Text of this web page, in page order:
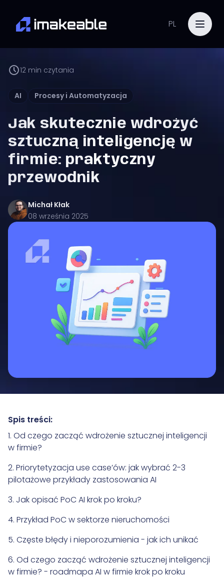
PL
12 min czytania
AI Procesy i Automatyzacja
Jak skutecznie wdrożyć
sztuczną inteligencję w
firmie: praktyczny
przewodnik
Michał Kłak
08 września 2025
Spis treści:
1. Od czego zacząć wdrożenie sztucznej inteligencji
w firmie?
2. Priorytetyzacja use case’ów: jak wybrać 2-3
pilotażowe przykłady zastosowania AI
3. Jak opisać PoC AI krok po kroku?
4. Przykład PoC w sektorze nieruchomości
5. Częste błędy i nieporozumienia - jak ich unikać
6. Od czego zacząć wdrożenie sztucznej inteligencji
w firmie? - roadmapa AI w firmie krok po kroku